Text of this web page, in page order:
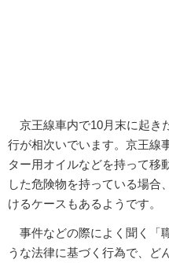
京王線車内で10月末に起き
行が相次いでいます。京王線
ター用オイルなどを持って移
した危険物を持っている場合
けるケースもあるようです。
事件などの際によく聞く「
うな法律に基づく行為で、ど